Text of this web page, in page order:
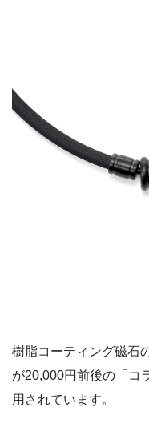
樹脂コーティング磁石
が20,000円前後の「コ
用されています。